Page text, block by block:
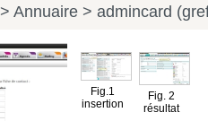
> Annuaire > admincard
Fig.1
insertion
Fig. 2
résultat